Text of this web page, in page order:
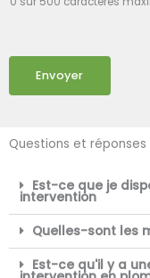
Envoyer
Questions et
Est-ce que je
intervention
Quelles-sont les
Est-ce qu'il y a